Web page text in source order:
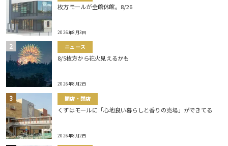
枚方モールが全館休館。8/26
2026年8月3日
ニュース
8/5枚方から花火見えるかも
2026年8月2日
開店・閉店
くずはモールに「心地良い暮らしと香りの売場」ができてる
2026年8月2日